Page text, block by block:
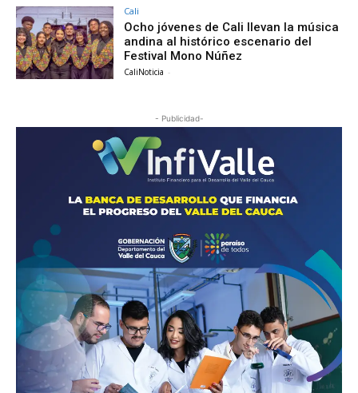
Cali
Ocho jóvenes de Cali llevan la música
andina al histórico escenario del
Festival Mono Núñez
CaliNoticia -
- Publicidad-